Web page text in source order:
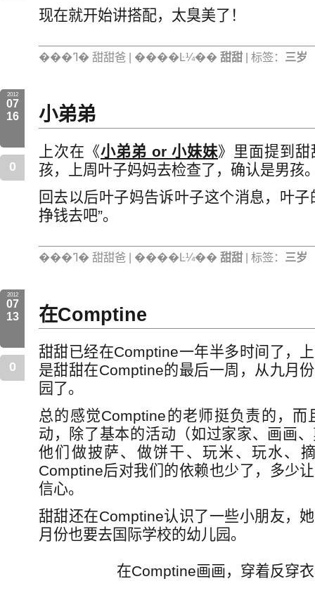
现在就开始讲搭配，太臭美了！
���ߣ� 甜甜爸 | ����Ŀ¼�� 甜甜 | 标签： 三岁
2012
07
16
0
小弟弟
上次在《小弟弟 or 小妹妹》里面提到
孩，上周叶子妈妈去检查了，确认是男孩
回去以后叶子妈告诉叶子这个消息，叶
挣钱去吧”。
���ߣ� 甜甜爸 | ����Ŀ¼�� 甜甜 | 标签： 三岁
2012
07
13
0
在Comptine
甜甜已经在Comptine一年半多时间了，
是甜甜在Comptine的最后一周，从九月
园了。
总的感觉Comptine的老师挺负责的，
动，除了基本的活动（如过家家、画画
他们做披萨、做饼干、玩米、玩水、
Comptine后对我们的依赖也少了，多少
信心。
甜甜还在Comptine认识了一些小朋友，
月份也要去国际学校的幼儿园。
在Comptine画画，穿着反穿